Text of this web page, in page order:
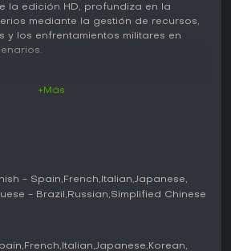
la edición HD, profundiza en la
mediante la gestión de recursos,
y los enfrentamientos militares en
tecnologías. La expansión
potente, con bonificaciones
Los vietnamitas y sus
a los Escaramuzadores imperiales,
de infantería a distancia. El nuevo
manglares y zonas poco profundas
y transitar tanto a unidades
+Más
- Spain French Italian Japanese
- Brazil Russian Simplified Chinese
French Italian Japanese Korean